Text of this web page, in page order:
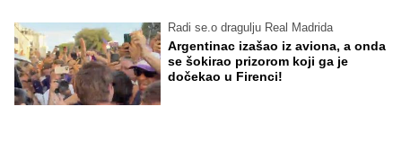
Radi se.o dragulju Real Madrida
Argentinac izašao iz aviona, a onda
se šokirao prizorom koji ga je
dočekao u Firenci!